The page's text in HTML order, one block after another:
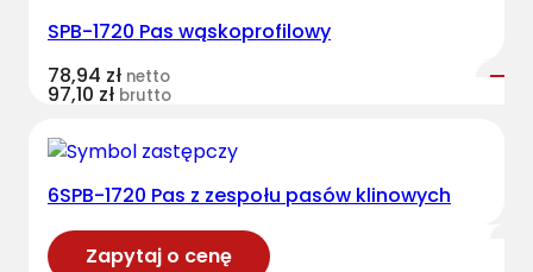
SPB-1720 Pas wąskoprofilowy
78,94 zł netto
97,10 zł brutto
6SPB-1720 Pas z zespołu pasów klinowych
Zapytaj o cenę